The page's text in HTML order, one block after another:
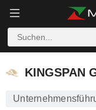
KINGSPAN
KINGSPAN